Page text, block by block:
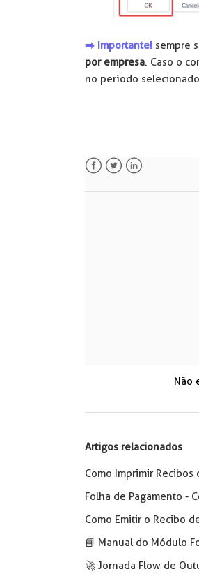
➡️ Importante! sempre
por empresa. Caso o
no período
Não
Artigos relacionados
Como Imprimir Recibos
Folha de Pagamento -
Como Emitir o Recibo
📘 Manual do Módulo
🚀 Jornada Flow de